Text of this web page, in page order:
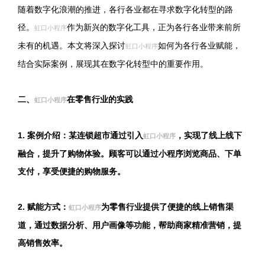
随着数字化浪潮的推进，各行各业都在寻求数字化转型的路
径。
虹口小程序作为新兴的数字化工具，正为各行各业带来前所
未有的机遇。本文将深入探讨虹口小程序如何为各行各业赋能，
结合实际案例，展现其在数字化转型中的重要作用。
二、 虹口小程序在零售行业的实践
1. 案例介绍：某连锁超市通过引入虹口小程序 ，实现了线上线下
融合，提升了购物体验。顾客可以通过小程序浏览商品、下单
支付，享受便捷的购物服务。
2. 赋能方式： 虹口小程序为零售行业提供了便捷的线上销售渠
道，通过数据分析、用户画像等功能，帮助商家精准营销，提
高销售效率。